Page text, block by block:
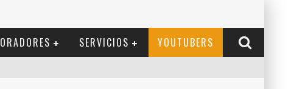
ORADORES SERVICIOS YOUTUBERS